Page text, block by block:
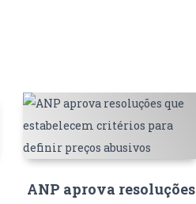
ANP aprova resoluções